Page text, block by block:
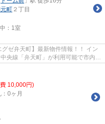
町 ２丁目
： 1室
ゼ弁天町】最新物件情報！！ イン
央線「弁天町」が利用可能で市内の
10,000円)
0ヶ月